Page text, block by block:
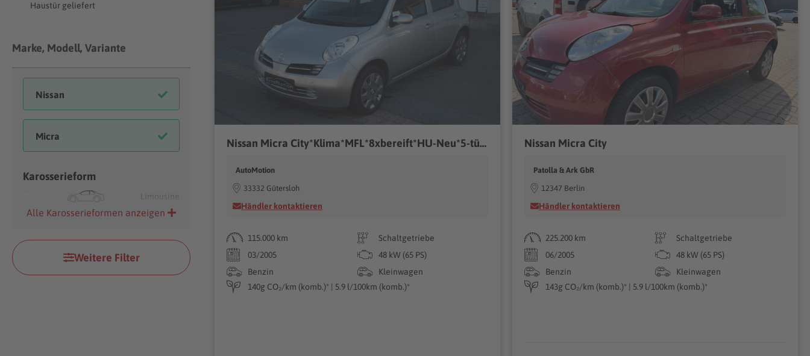
Haustür geliefert
Marke, Modell, Variante
Karosserieform
Limousine
Alle Karosserieformen anzeigen
Weitere Filter
Nissan Micra City*Klima*MFL*8xbereift*HU-Neu*5-türig
AutoMotion
33332 Gütersloh
Händler kontaktieren
115.000 km
Schaltgetriebe
03/2005
48 kW (65 PS)
Benzin
Kleinwagen
140g CO₂/km (komb.)* | 5.9 l/100km (komb.)*
Nissan Micra City
Patolla & Ark GbR
12347 Berlin
Händler kontaktieren
225.200 km
Schaltgetriebe
06/2005
48 kW (65 PS)
Benzin
Kleinwagen
143g CO₂/km (komb.)* | 5.9 l/100km (komb.)*